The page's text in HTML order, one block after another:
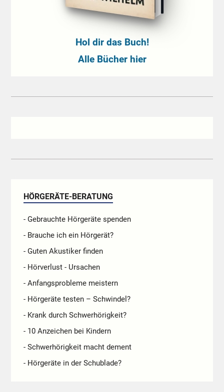
Hol dir das Buch!
Alle Bücher hier
HÖRGERÄTE-BERATUNG
- Gebrauchte Hörgeräte spenden
- Brauche ich ein Hörgerät?
- Guten Akustiker finden
- Hörverlust - Ursachen
- Anfangsprobleme meistern
- Hörgeräte testen – Schwindel?
- Krank durch Schwerhörigkeit?
- 10 Anzeichen bei Kindern
- Schwerhörigkeit macht dement
- Hörgeräte in der Schublade?